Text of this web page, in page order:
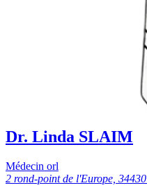
Dr. Linda SLAIM
Médecin orl
2 rond-point de l'Europe,